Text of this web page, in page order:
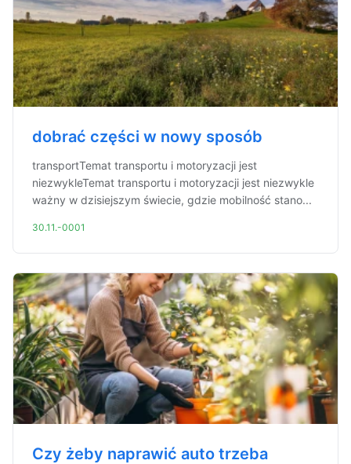
dobrać części w nowy sposób
transportTemat transportu i motoryzacji jest
niezwykleTemat transportu i motoryzacji jest niezwykle
ważny w dzisiejszym świecie, gdzie mobilność stano...
30.11.-0001
Czy żeby naprawić auto trzeba